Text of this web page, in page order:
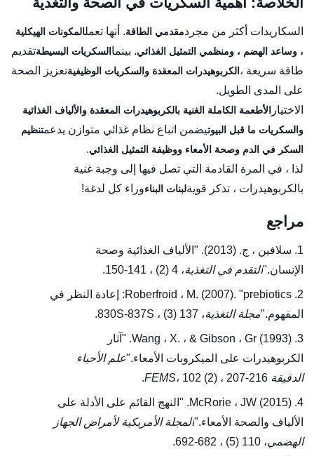
السكاريدات أكثر من مجردمقدمي الطاقة. أنها تعملالمكونات الهيكلية
، وساعد الهضم ، ومنظمي التمثيل الغذائي. بينما السكريات البسيطةتقديم
طاقة سريعة ، الكربوهيدرات المعقدة والسكريات الوظيفيةتعزيز الصحة
على المدى الطويل.
الاختيار الأطعمة الكاملة الغنية بالكربوهيدرات المعقدة والألياف الغذائية
والسكريات ما قبل البيوتيضمن اتباع نظام غذائي متوازن يدعمتنظيم
السكر في الدم وصحة الأمعاء ووظيفة التمثيل الغذائي.
لذا ، في المرة القادمة التي تصل فيها إلى وجبة غنية
بالكربوهيدرات ، تذكر قويةلبنات البناءوراء كل لدغة!
مراجع
1. سلافين ، ج. (2013). "الألياف الغذائية وصحة
الإنسان."التقدم في التغذية، 4 (2) ، 141-150.
2. Roberfroid ، M. (2007). "prebiotics: إعادة النظر في
المفهوم."مجلة التغذية، 137 (3) ، 830S-837S.
3. Wang ، X. ، & Gibson ، Gr (1993). "آثار
الكربوهيدرات على الميكروبات الأمعاء."علم الأحياء
الدقيقة FEMS ، 102 (2) ، 207-216.
4. McRorie ، JW (2015). "النهج القائم على الأدلة على
الألياف والصحة الأمعاء."المجلة الأمريكية لأمراض الجهاز
الهضمي، 110 (5) ، 682-692.